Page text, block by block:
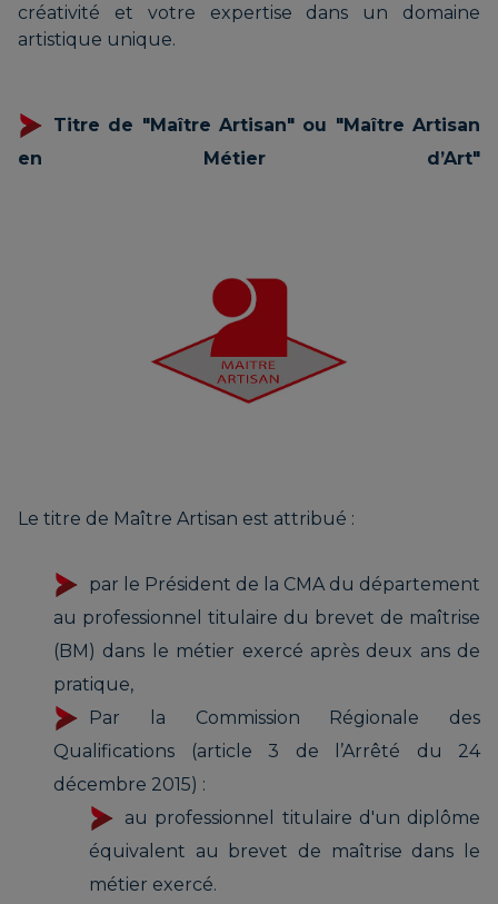
créativité et votre expertise dans un domaine
artistique unique.
Titre de "Maître Artisan" ou "Maître Artisan
en Métier d’Art"
Le titre de Maître Artisan est attribué :
par le Président de la CMA du département
au professionnel titulaire du brevet de maîtrise
(BM) dans le métier exercé après deux ans de
pratique,
Par la Commission Régionale des
Qualifications (article 3 de l’Arrêté du 24
décembre 2015) :
au professionnel titulaire d'un diplôme
équivalent au brevet de maîtrise dans le
métier exercé.